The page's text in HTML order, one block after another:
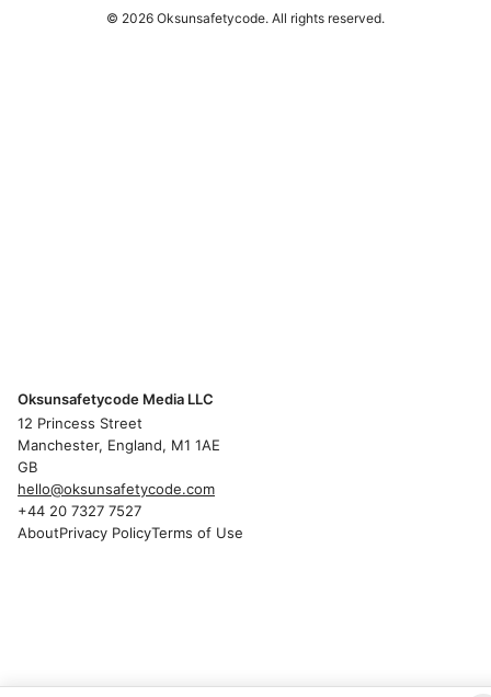
© 2026 Oksunsafetycode. All rights reserved.
Oksunsafetycode Media LLC
12 Princess Street
Manchester, England, M1 1AE
GB
hello@oksunsafetycode.com
+44 20 7327 7527
AboutPrivacy PolicyTerms of Use